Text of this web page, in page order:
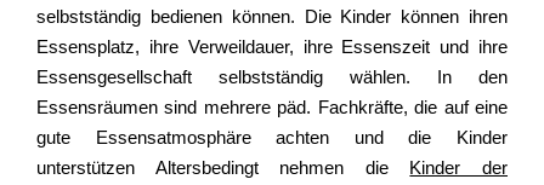
selbstständig bedienen können. Die Kinder können ihren
Essensplatz, ihre Verweildauer, ihre Essenszeit und ihre
Essensgesellschaft selbstständig wählen. In den
Essensräumen sind mehrere päd. Fachkräfte, die auf eine
gute Essensatmosphäre achten und die Kinder
unterstützen Altersbedingt nehmen die Kinder der